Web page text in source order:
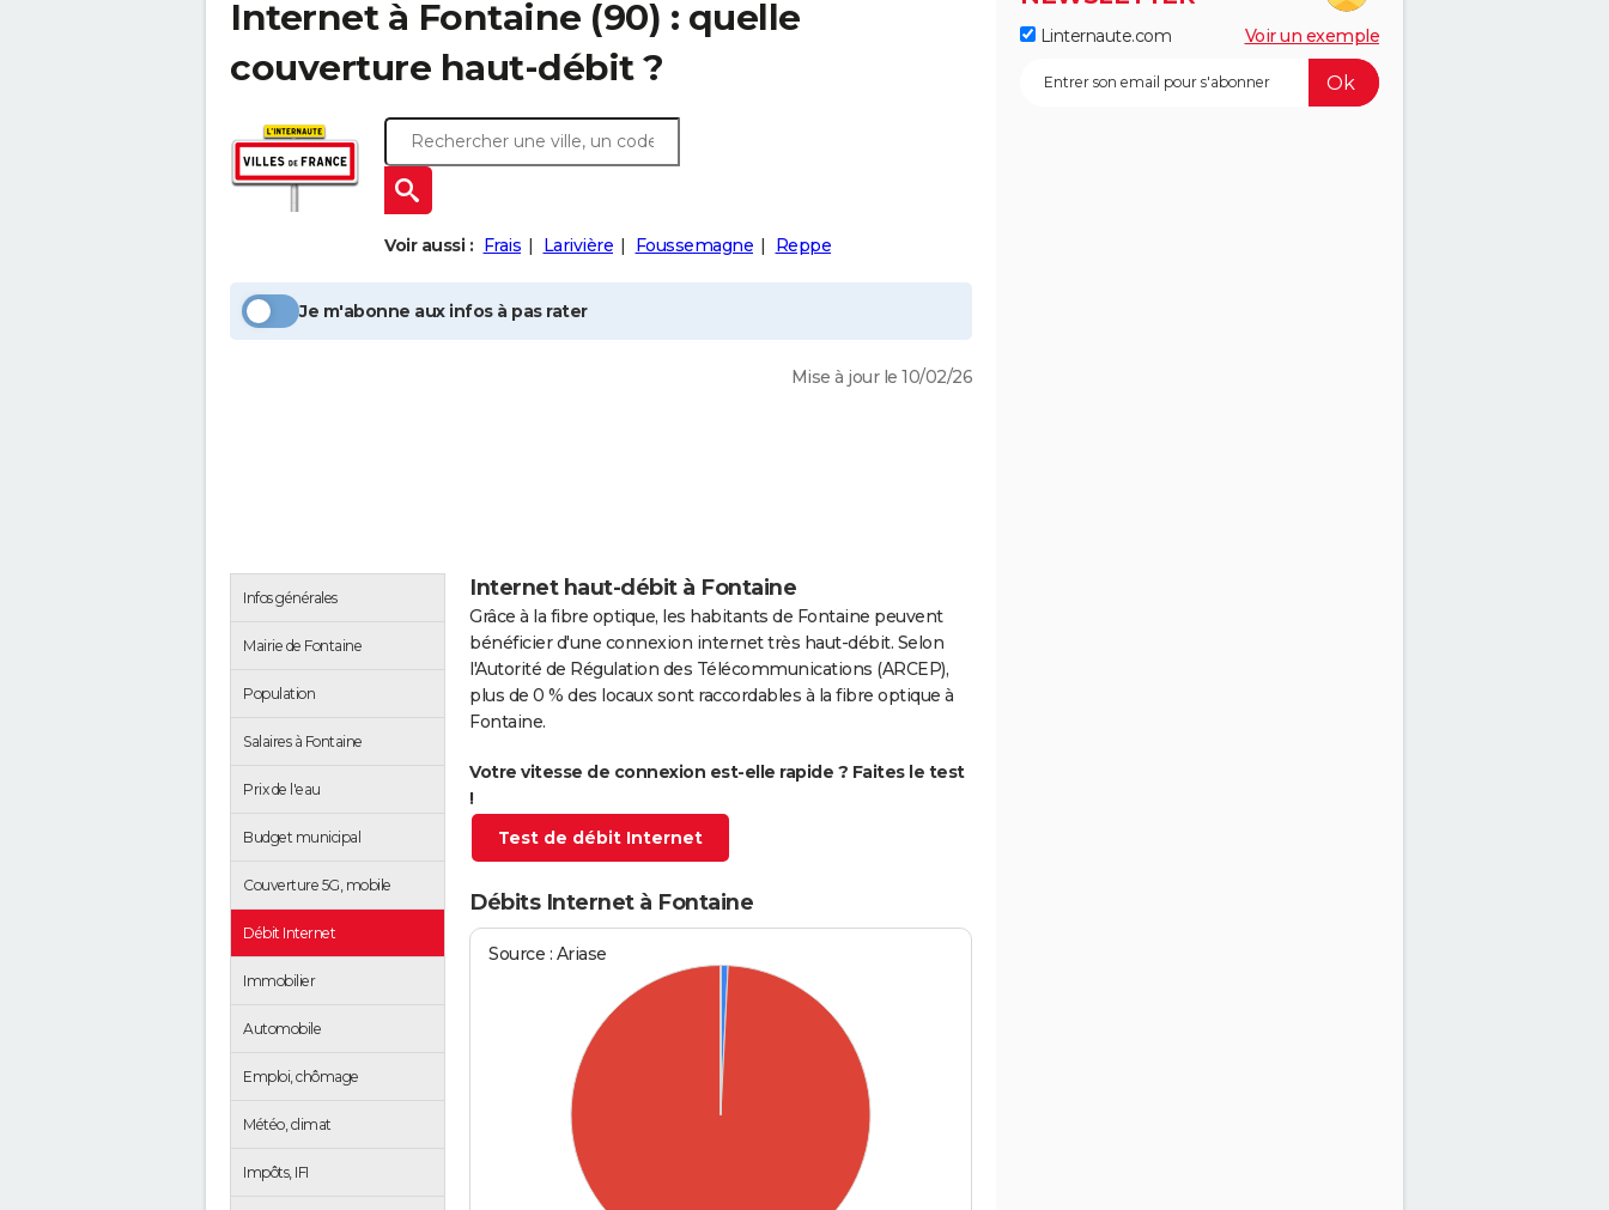
Internet à Fontaine (90) : quelle
couverture haut-débit ?
Voir aussi : Frais Larivière Foussemagne Reppe
Je m'abonne aux infos à pas rater
Mise à jour le 10/02/26
Infos générales
Mairie de Fontaine
Population
Salaires à Fontaine
Prix de l'eau
Budget municipal
Couverture 5G, mobile
Débit Internet
Immobilier
Automobile
Emploi, chômage
Météo, climat
Impôts, IFI
Internet haut-débit à Fontaine
Grâce à la fibre optique, les habitants de Fontaine peuvent
bénéficier d'une connexion internet très haut-débit. Selon
l'Autorité de Régulation des Télécommunications (ARCEP),
plus de 0 % des locaux sont raccordables à la fibre optique à
Fontaine.
Votre vitesse de connexion est-elle rapide ? Faites le test
!
Test de débit Internet
Débits Internet à Fontaine
Source : Ariase
Linternaute.com Voir un exemple